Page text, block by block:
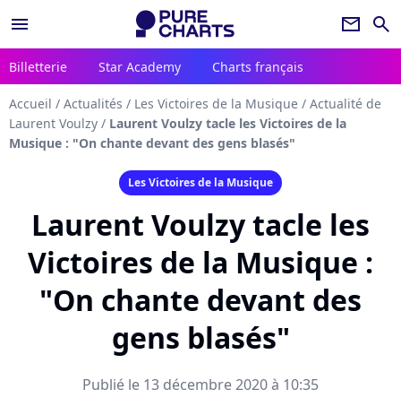
menu newsletter search
Billetterie Star Academy Charts français
Accueil / Actualités / Les Victoires de la Musique / Actualité de
Laurent Voulzy / Laurent Voulzy tacle les Victoires de la
Musique : "On chante devant des gens blasés"
Les Victoires de la Musique
Laurent Voulzy tacle les
Victoires de la Musique :
"On chante devant des
gens blasés"
Publié le 13 décembre 2020 à 10:35